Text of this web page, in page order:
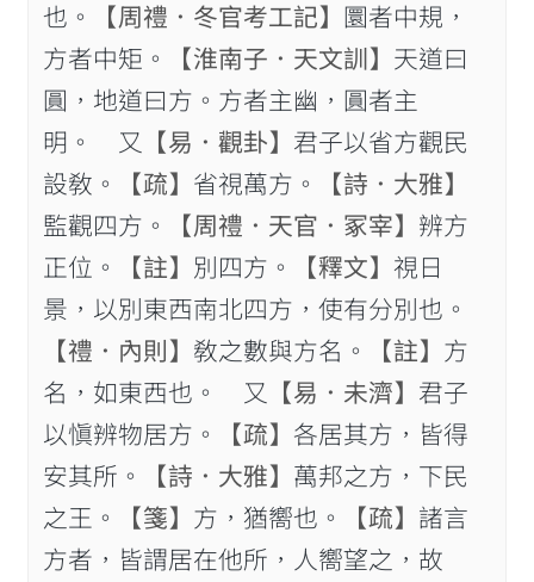
也。
【周禮．冬官考工記】 圜者中規，
方者中矩。
【淮南子．天文訓】 天道曰
圓，地道曰方。方者主幽，圓者主
明。 又
【易．觀卦】 君子以省方觀民
設敎。
【疏】 省視萬方。
【詩．大雅】
監觀四方。
【周禮．天官．冢宰】 辨方
正位。
【註】 別四方。 【釋文】 視日
景，以別東西南北四方，使有分別也。
【禮．內則】 敎之數與方名。 【註】 方
名，如東西也。 又
【易．未濟】 君子
以愼辨物居方。
【疏】 各居其方，皆得
安其所。
【詩．大雅】 萬邦之方，下民
之王。
【箋】 方，猶嚮也。 【疏】 諸言
方者，皆謂居在他所，人嚮望之，故